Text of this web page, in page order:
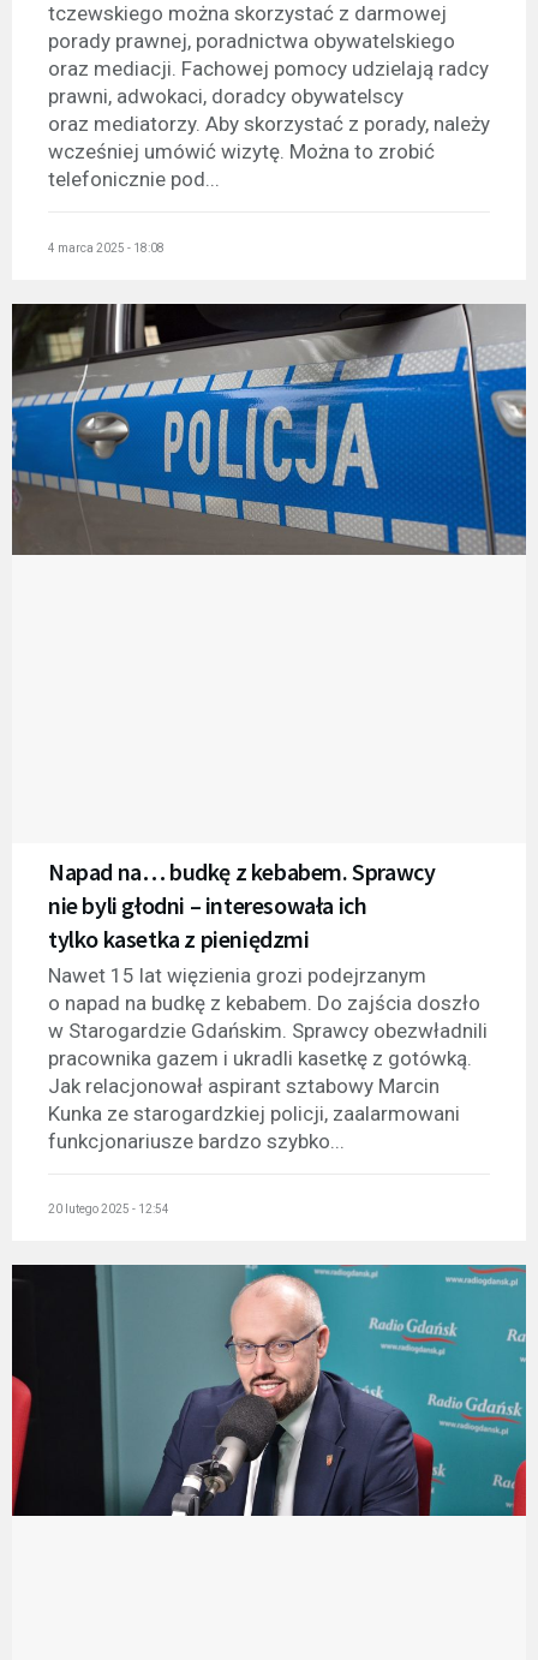
tczewskiego można skorzystać z darmowej
porady prawnej, poradnictwa obywatelskiego
oraz mediacji. Fachowej pomocy udzielają radcy
prawni, adwokaci, doradcy obywatelscy
oraz mediatorzy. Aby skorzystać z porady, należy
wcześniej umówić wizytę. Można to zrobić
telefonicznie pod...
4 marca 2025 - 18:08
Napad na… budkę z kebabem. Sprawcy
nie byli głodni – interesowała ich
tylko kasetka z pieniędzmi
Nawet 15 lat więzienia grozi podejrzanym
o napad na budkę z kebabem. Do zajścia doszło
w Starogardzie Gdańskim. Sprawcy obezwładnili
pracownika gazem i ukradli kasetkę z gotówką.
Jak relacjonował aspirant sztabowy Marcin
Kunka ze starogardzkiej policji, zaalarmowani
funkcjonariusze bardzo szybko...
20 lutego 2025 - 12:54